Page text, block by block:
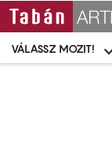
Moziválasztó
menü
VÁLASSZ MOZIT!